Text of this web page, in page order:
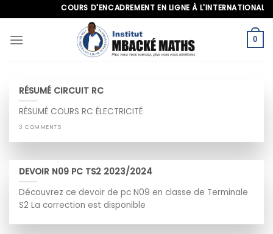
to
content
COURS D'ENCADREMENT EN LIGNE À L'INTERNATIONAL,
0
RÉSUMÉ CIRCUIT RC
RÉSUMÉ COURS RC ÉLECTRICITÉ
3 COMMENTS
DEVOIR N09 PC TS2 2023/2024
Découvrez ce devoir de pc N09 en classe de Terminale
S2 La correction est disponible